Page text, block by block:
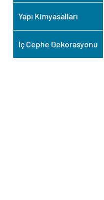
Yapı Kimyasalları
İç Cephe Dekorasyonu